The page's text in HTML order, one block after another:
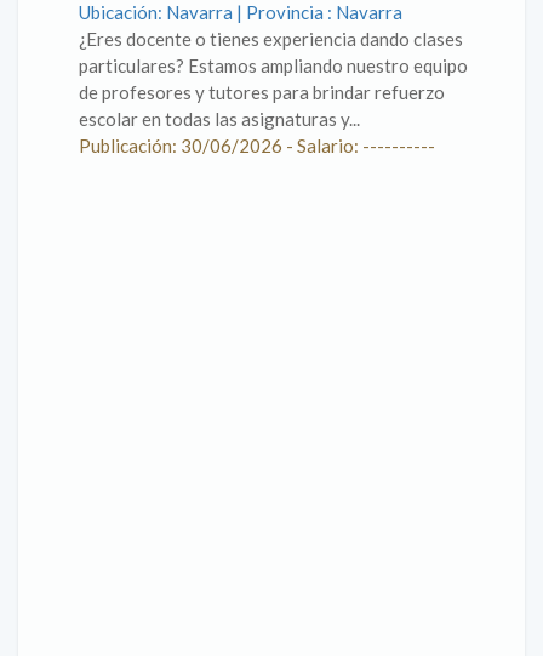
Ubicación: Navarra | Provincia : Navarra
¿Eres docente o tienes experiencia dando clases
particulares? Estamos ampliando nuestro equipo
de profesores y tutores para brindar refuerzo
escolar en todas las asignaturas y...
Publicación: 30/06/2026 - Salario: ----------